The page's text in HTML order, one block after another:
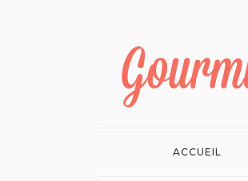
ACCUEIL